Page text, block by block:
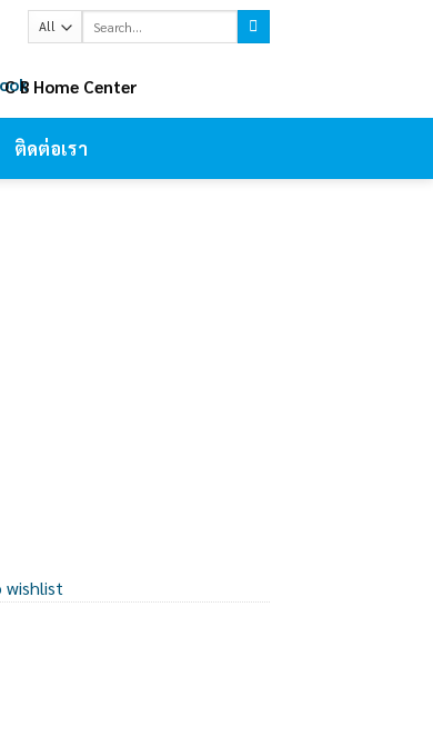
for:
T C B Home Center
ติดต่อเรา
wishlist